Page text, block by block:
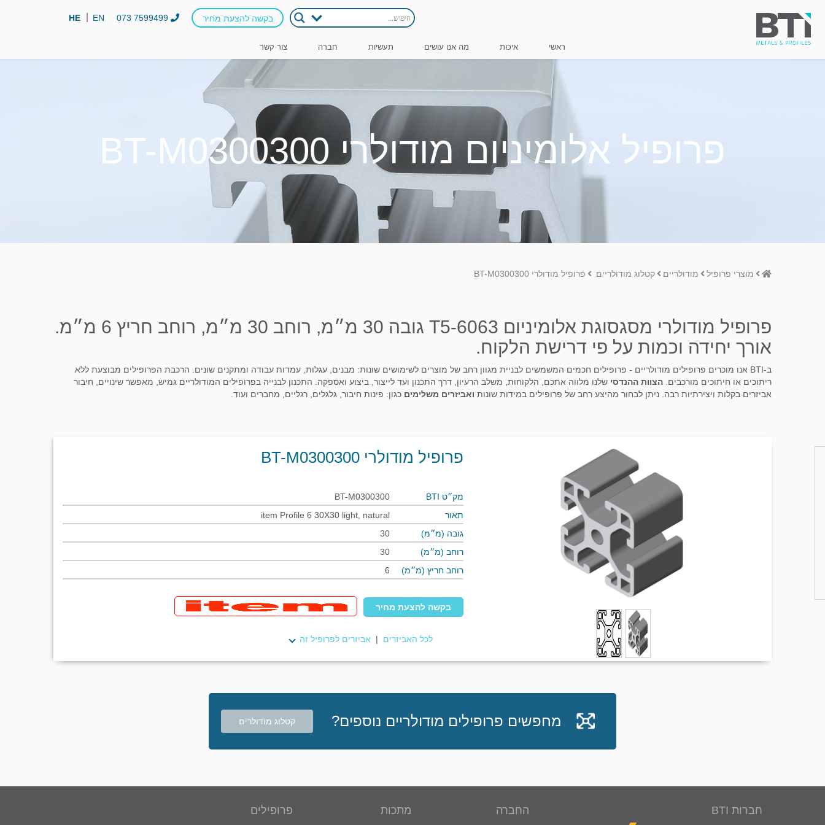
בקשה להצעת מחיר 073 7599499
EN
HE
צור קשר חברה תעשיות מה אנו עושים איכות ראשי
פרופיל אלומיניום מודולרי BT-M0300300
Homeמוצרי פרופיל מודולריים קטלוג מודולריים פרופיל מודולרי BT-M0300300
פרופיל מודולרי מסגסוגת אלומיניום T5-6063 גובה 30 מ״מ, רוחב 30 מ״מ, רוחב חריץ 6 מ״מ.
אורך יחידה וכמות על פי דרישת הלקוח.
ב-BTI אנו מוכרים פרופילים מודולריים - פרופילים חכמים המשמשים לבניית מגוון רחב של מוצרים לשימושים שונות: מבנים, עגלות, עמדות עבודה ומתקנים שונים. הרכבת הפרופילים מבוצעת ללא
ריתוכים או חיתוכים מורכבים. הצוות ההנדסי שלנו מלווה אתכם, הלקוחות, משלב הרעיון, דרך התכנון ועד לייצור, ביצוע ואספקה. התכנון לבנייה בפרופילים המודולריים גמיש, מאפשר שינויים, חיבור
אביזרים בקלות ויצירתיות רבה. ניתן לבחור מהיצע רחב של פרופילים במידות שונות ואביזרים משלימים כגון: פינות חיבור, גלגלים, רגליים, מחברים ועוד.
פרופיל מודולרי BT-M0300300
מק״ט BTI
BT-M0300300
תאור
item Profile 6 30X30 light, natural
גובה (מ״מ)
30
רוחב (מ״מ)
30
רוחב חריץ (מ״מ)
6
בקשה להצעת מחיר
לכל האביזרים | אביזרים לפרופיל זה
מחפשים פרופילים מודולריים נוספים? קטלוג מודולרים
החברה מתכות פרופילים חברות BTI